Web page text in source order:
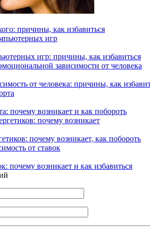
причины, как избавиться
игр: причины, как избавиться
от человека: причины, как
почему возникает и как побороть
почему возникает, как побороть
почему возникает и как избавиться